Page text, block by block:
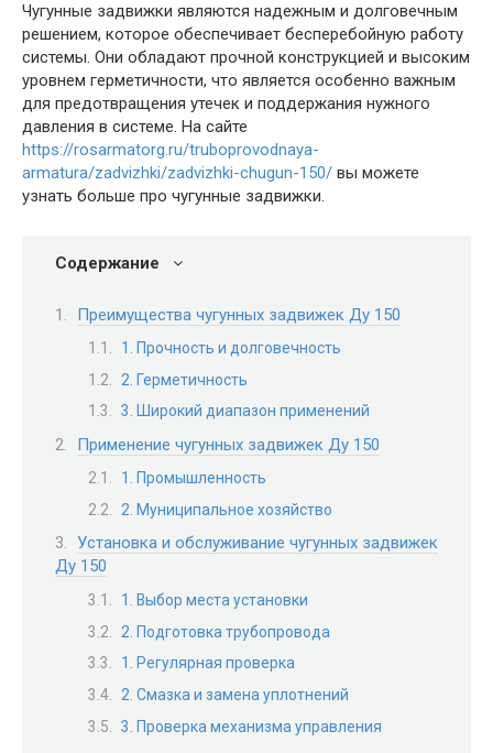
Чугунные задвижки являются надежным и долговечным
решением, которое обеспечивает бесперебойную работу
системы. Они обладают прочной конструкцией и высоким
уровнем герметичности, что является особенно важным
для предотвращения утечек и поддержания нужного
давления в системе. На сайте
https://rosarmatorg.ru/truboprovodnaya-
armatura/zadvizhki/zadvizhki-chugun-150/ вы можете
узнать больше про чугунные задвижки.
Содержание
Преимущества чугунных задвижек Ду 150
1. Прочность и долговечность
2. Герметичность
3. Широкий диапазон применений
Применение чугунных задвижек Ду 150
1. Промышленность
2. Муниципальное хозяйство
Установка и обслуживание чугунных задвижек
Ду 150
1. Выбор места установки
2. Подготовка трубопровода
1. Регулярная проверка
2. Смазка и замена уплотнений
3. Проверка механизма управления